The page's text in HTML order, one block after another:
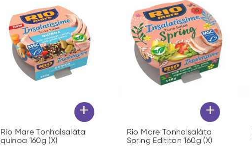
+
Rio Mare Tonhalsaláta
quinoa 160g (X)
+
Rio Mare Tonhalsaláta
Spring Edititon 160g (X)